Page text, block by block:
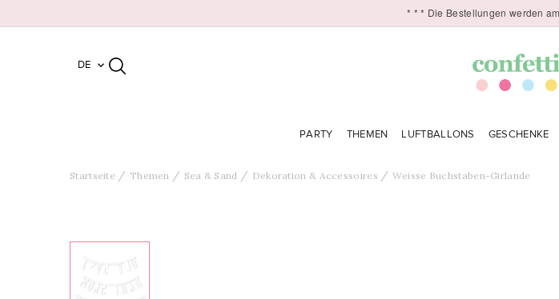
* * * Die Bestellungen werden
DE 
PARTY THEMEN LUFTBALLONS GESCHENKE
Startseite Themen Sea & Sand Dekoration & Accessoires Weisse Buchstaben-Girlande